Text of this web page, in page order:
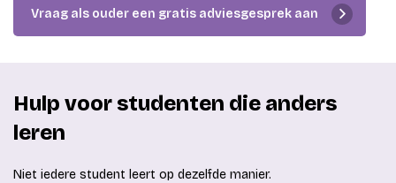
Vraag als ouder een gratis adviesgesprek aan
Hulp voor studenten die anders
leren
Niet iedere student leert op dezelfde manier.